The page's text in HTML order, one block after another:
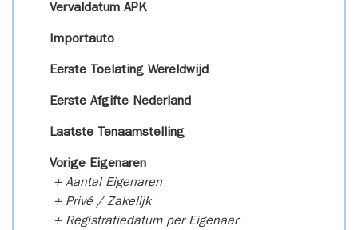
Vervaldatum APK
Importauto
Eerste Toelating Wereldwijd
Eerste Afgifte Nederland
Laatste Tenaamstelling
Vorige Eigenaren
+ Aantal Eigenaren
+ Privé / Zakelijk
+ Registratiedatum per Eigenaar